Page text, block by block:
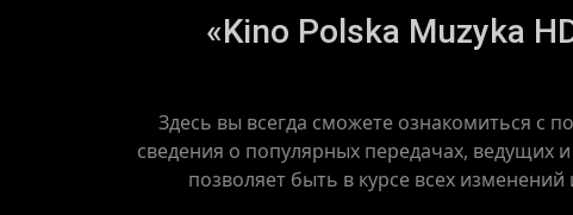
«Kino Polska Muzyka
Здесь вы всегда сможете ознакомиться с
сведения о популярных передачах, ведущих
позволяет быть в курсе всех